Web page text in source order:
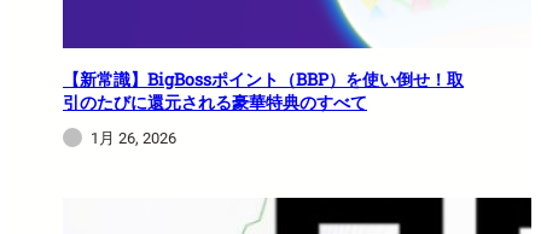
【新常識】BigBossポイント（BBP）を使い倒せ！取
引のたびに還元される豪華特典のすべて
1月 26, 2026